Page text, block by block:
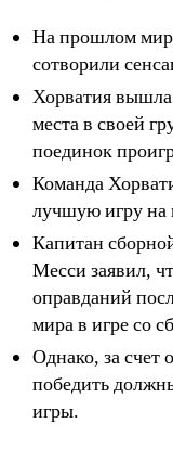
На прошлом
сотворили
Хорватия вышла
места в своей
поединок
Команда
лучшую игру на
Капитан
Месси заявил,
оправданий
мира в игре со
Однако, за счет
победить
игры.